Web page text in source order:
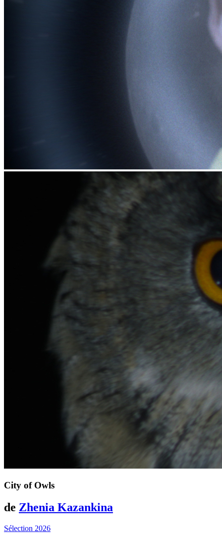
City of Owls
de Zhenia Kazankina
Sélection 2026